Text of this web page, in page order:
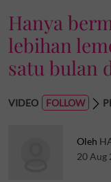
Hanya
lebihan
satu bulan
VIDEO
Oleh
20 Aug